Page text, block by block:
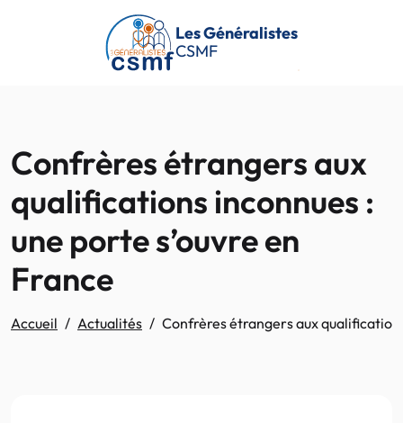
Passer au contenu principal
Les Généralistes
CSMF
Confrères étrangers aux
qualifications inconnues :
une porte s’ouvre en
France
Accueil Actualités Confrères étrangers aux